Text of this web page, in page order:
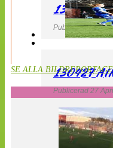
130427
Publicerad 27
130427
Publicerad 27
SE ALLA BILDREPORTAGE